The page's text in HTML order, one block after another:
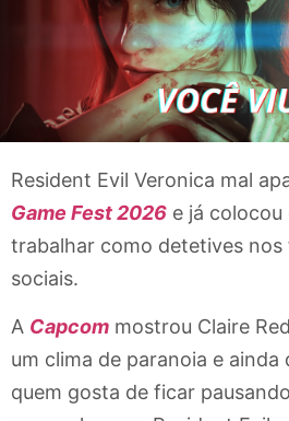
Resident Evil Veronica mal
Game Fest 2026 e já colocou
trabalhar como detetives nos
sociais.
A Capcom mostrou Claire
um clima de paranoia e
quem gosta de ficar